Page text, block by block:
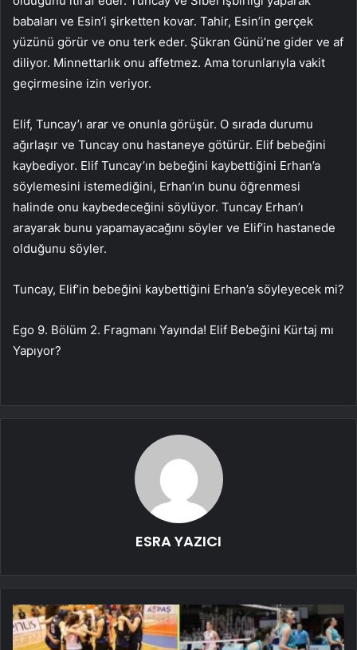
babaları ve Esin’i şirketten kovar. Tahir, Esin’in gerçek
yüzünü görür ve onu terk eder. Şükran Günü’ne gider ve af
diliyor. Minnettarlık onu affetmez. Ama torunlarıyla vakit
geçirmesine izin veriyor.
Elif, Tuncay’ı arar ve onunla görüşür. O sırada durumu
ağırlaşır ve Tuncay onu hastaneye götürür. Elif bebeğini
kaybediyor. Elif Tuncay’ın bebeğini kaybettiğini Erhan’a
söylemesini istemediğini, Erhan’ın bunu öğrenmesi
halinde onu kaybedeceğini söylüyor. Tuncay Erhan’ı
arayarak bunu yapamayacağını söyler ve Elif’in hastanede
olduğunu söyler.
Tuncay, Elif’in bebeğini kaybettiğini Erhan’a söyleyecek mi?
Ego 9. Bölüm 2. Fragmanı Yayında! Elif Bebeğini Kürtaj mı
Yapıyor?
ESRA YAZICI